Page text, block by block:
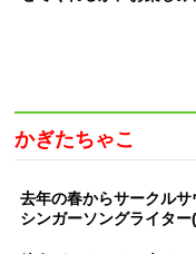
かぎたちゃこ
去年の春からサークル
シンガーソングライター